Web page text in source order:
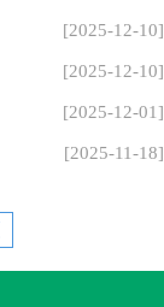
[2025-12-10]
[2025-12-10]
[2025-12-01]
[2025-11-18]